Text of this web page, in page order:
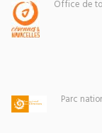
Office de
Parc